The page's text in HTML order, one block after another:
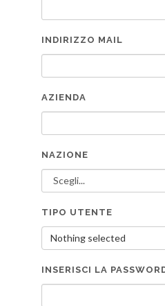
INDIRIZZO MAIL
AZIENDA
NAZIONE
TIPO UTENTE
Nothing selected
INSERISCI LA